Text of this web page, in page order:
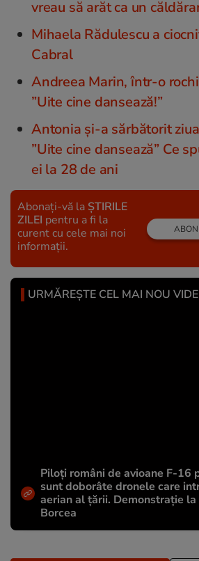
vreau să arăt ca un
Mihaela Rădulescu a
Cabral
Andreea Marin, într-o
”Uite cine dansează!”
Antonia și-a sărbătorit
”Uite cine dansează” Ce
ei la 28 de ani
Abonați-vă la ȘTIRILE
ZILEI pentru a fi la
curent cu cele mai noi
informații.
URMĂREȘTE CEL MAI NOU
Piloți români de avioane F-16
sunt doborâte dronele care
aerian al țării. Demonstrație
Borcea